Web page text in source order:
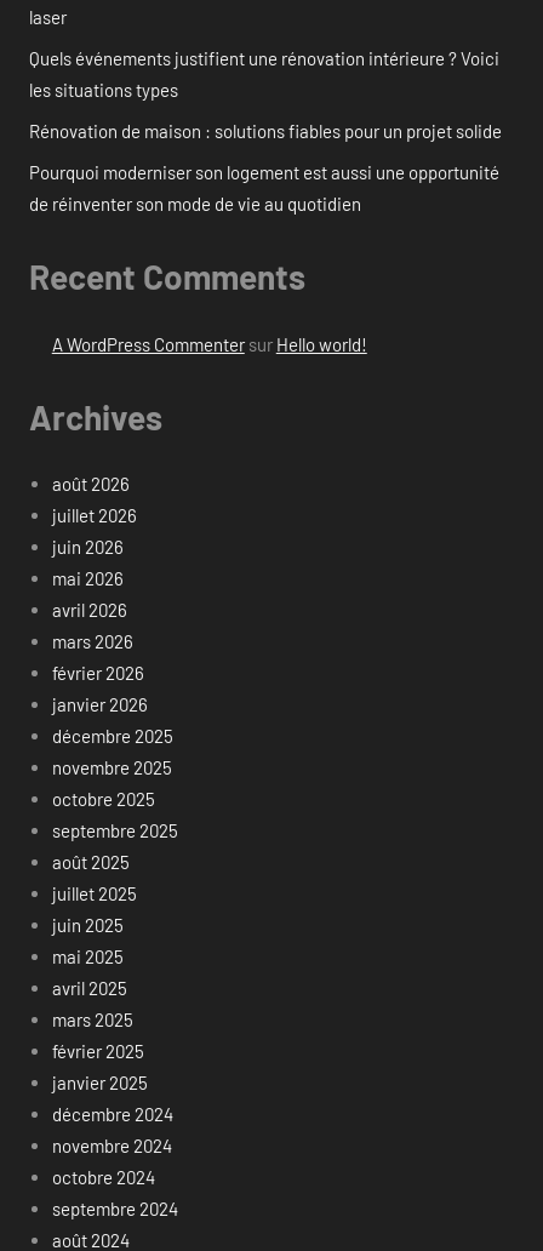
laser
Quels événements justifient une rénovation intérieure ? Voici
les situations types
Rénovation de maison : solutions fiables pour un projet solide
Pourquoi moderniser son logement est aussi une opportunité
de réinventer son mode de vie au quotidien
Recent Comments
A WordPress Commentersur Hello world!
Archives
août 2026
juillet 2026
juin 2026
mai 2026
avril 2026
mars 2026
février 2026
janvier 2026
décembre 2025
novembre 2025
octobre 2025
septembre 2025
août 2025
juillet 2025
juin 2025
mai 2025
avril 2025
mars 2025
février 2025
janvier 2025
décembre 2024
novembre 2024
octobre 2024
septembre 2024
août 2024